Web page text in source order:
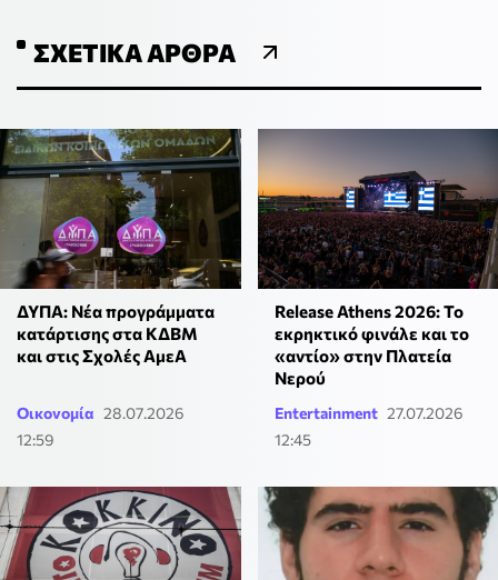
ΣΧΕΤΙΚΆ ΆΡΘΡΑ
ΔΥΠΑ: Νέα προγράμματα
κατάρτισης στα ΚΔΒΜ
και στις Σχολές ΑμεΑ
Οικονομία 28.07.2026
12:59
Release Athens 2026: Το
εκρηκτικό φινάλε και το
«αντίο» στην Πλατεία
Νερού
Entertainment 27.07.2026
12:45